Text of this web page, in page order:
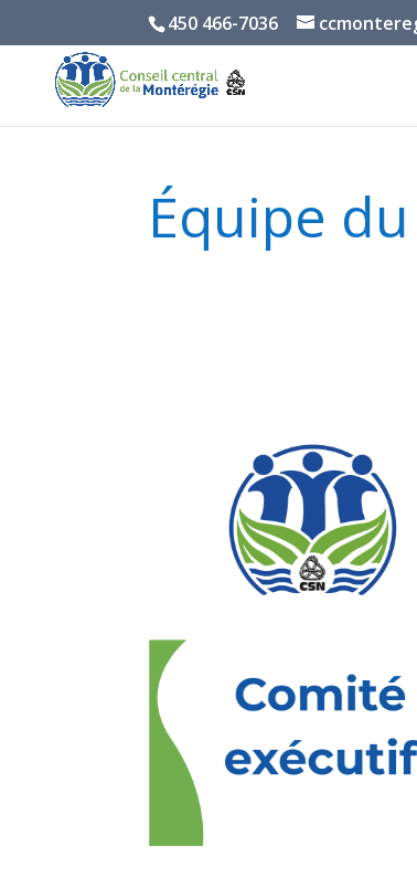
450 466-7036
Équipe